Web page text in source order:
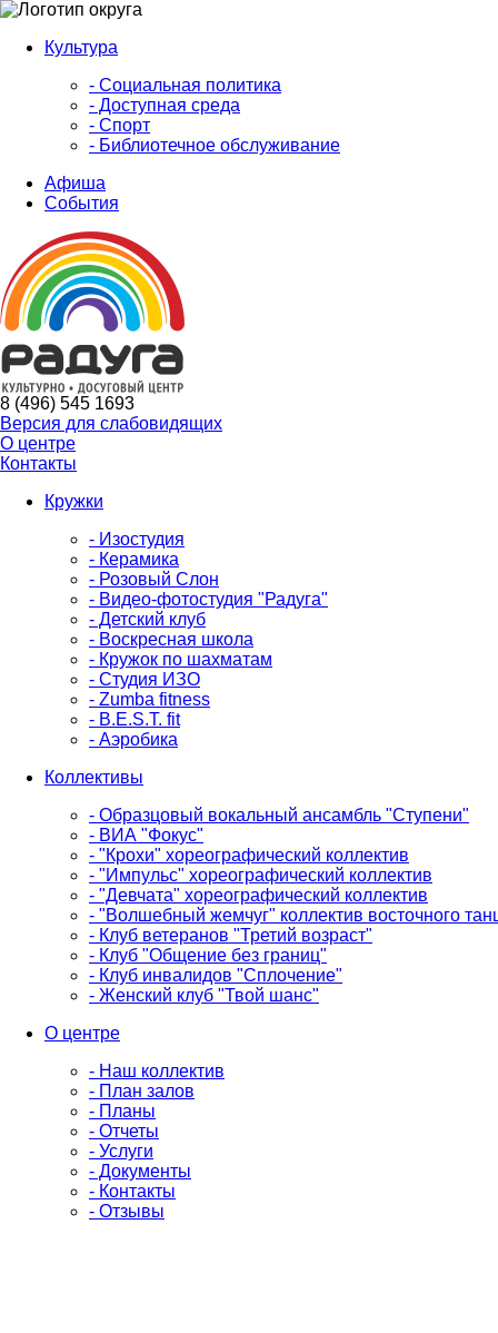
Культура
- Социальная политика
- Доступная среда
- Спорт
- Библиотечное обслуживание
Афиша
События
8 (496) 545 1693
Версия для слабовидящих
О центре
Контакты
Кружки
- Изостудия
- Керамика
- Розовый Слон
- Видео-фотостудия "Радуга"
- Детский клуб
- Воскресная школа
- Кружок по шахматам
- Студия ИЗО
- Zumba fitness
- B.E.S.T. fit
- Аэробика
Коллективы
- Образцовый вокальный ансамбль "Ступени"
- ВИА "Фокус"
- "Крохи" хореографический коллектив
- "Импульс" хореографический коллектив
- "Девчата" хореографический коллектив
- "Волшебный жемчуг" коллектив восточного
- Клуб ветеранов "Третий возраст"
- Клуб "Общение без границ"
- Клуб инвалидов "Сплочение"
- Женский клуб "Твой шанс"
О центре
- Наш коллектив
- План залов
- Планы
- Отчеты
- Услуги
- Документы
- Контакты
- Отзывы